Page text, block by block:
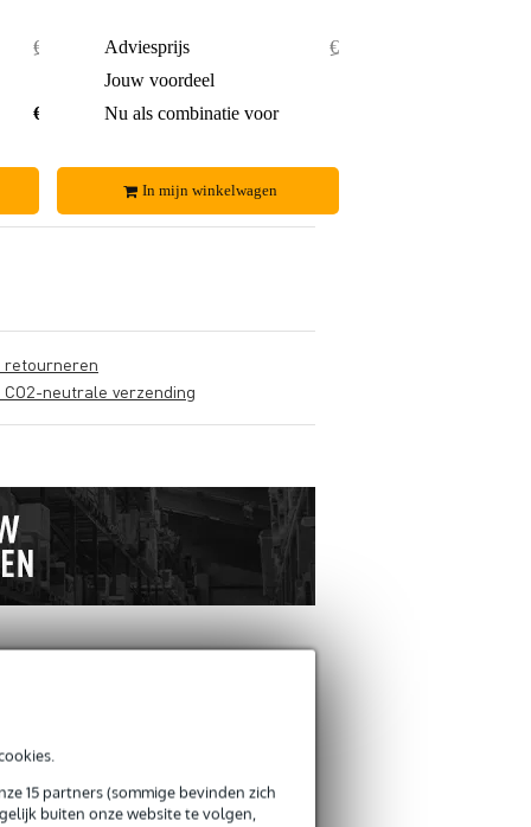
15 partners (sommige bevinden zich
buiten onze website te volgen,
€ 245,-
€ 232,-
Adviesprijs
€ 67,90
Jouw voordeel
Nu als combinatie voor
In mijn winkelwagen
retourneren
CO2-neutrale verzending